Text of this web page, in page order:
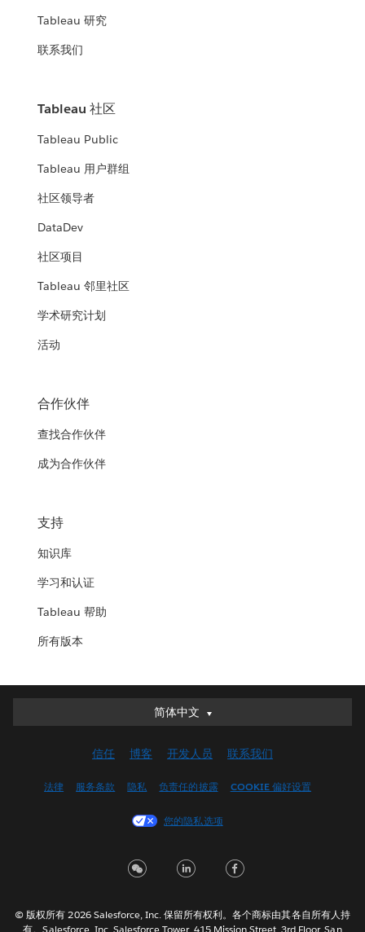
Tableau 研究
联系我们
Tableau 社区
Tableau Public
Tableau 用户群组
社区领导者
DataDev
社区项目
Tableau 邻里社区
学术研究计划
活动
合作伙伴
查找合作伙伴
成为合作伙伴
支持
知识库
学习和认证
Tableau 帮助
所有版本
简体中文
简体中文
English (UK)
Français (Canada)
Italiano
한국어
信任 博客 开发人员 联系我们
法律 服务条款 隐私 负责任的披露 COOKIE 偏好设置
您的隐私选项
© 版权所有 2026 Salesforce, Inc. 保留所有权利。各个商标由其各自所有人持
有。Salesforce, Inc. Salesforce Tower, 415 Mission Street, 3rd Floor, San